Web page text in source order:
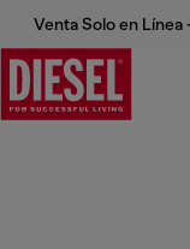
Venta Solo en